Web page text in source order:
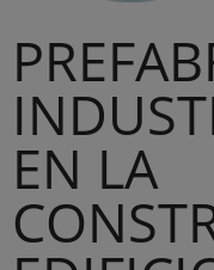
EN LA